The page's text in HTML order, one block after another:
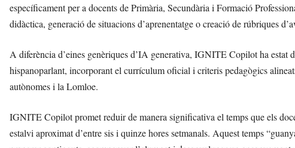
específicament per a docents de Primària, Secundària i Formació
didàctica, generació de situacions d’aprenentatge o creació de rúbriques
A diferència d’eines genèriques d’IA generativa, IGNITE Copilot ha estat
hispanoparlant, incorporant el currículum oficial i criteris pedagògics
autònomes i la Lomloe.
IGNITE Copilot promet reduir de manera significativa el temps que els
estalvi aproximat d’entre sis i quinze hores setmanals. Aquest temps